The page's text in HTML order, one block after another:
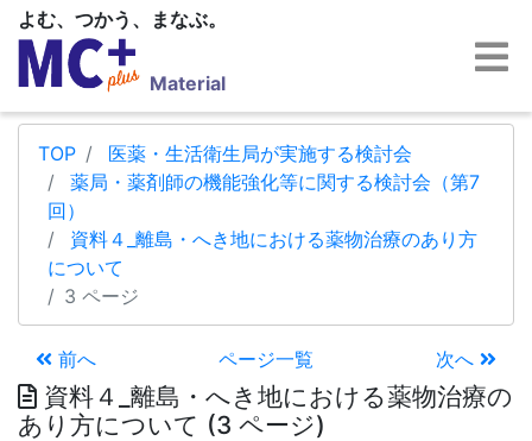
よむ、つかう、まなぶ。
Material
TOP
医薬・生活衛生局が実施する検討会
薬局・薬剤師の機能強化等に関する検討会（第7
回）
資料４_離島・へき地における薬物治療のあり方
について
3 ページ
前へ ページ一覧 次へ
資料４_離島・へき地における薬物治療の
あり方について (3 ページ)